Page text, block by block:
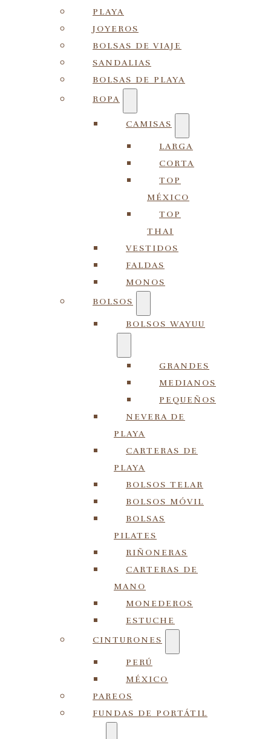
PLAYA
JOYEROS
BOLSAS DE VIAJE
SANDALIAS
BOLSAS DE PLAYA
ROPA
CAMISAS
LARGA
CORTA
TOP
MÉXICO
TOP
THAI
VESTIDOS
FALDAS
MONOS
BOLSOS
BOLSOS WAYUU
GRANDES
MEDIANOS
PEQUEÑOS
NEVERA DE
PLAYA
CARTERAS DE
PLAYA
BOLSOS TELAR
BOLSOS MÓVIL
BOLSAS
PILATES
RIÑONERAS
CARTERAS DE
MANO
MONEDEROS
ESTUCHE
CINTURONES
PERÚ
MÉXICO
PAREOS
FUNDAS DE PORTÁTIL